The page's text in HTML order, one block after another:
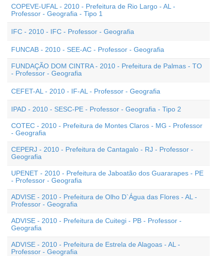
COPEVE-UFAL - 2010 - Prefeitura de Rio Largo - AL -
Professor - Geografia - Tipo 1
IFC - 2010 - IFC - Professor - Geografia
FUNCAB - 2010 - SEE-AC - Professor - Geografia
FUNDAÇÃO DOM CINTRA - 2010 - Prefeitura de Palmas - TO
- Professor - Geografia
CEFET-AL - 2010 - IF-AL - Professor - Geografia
IPAD - 2010 - SESC-PE - Professor - Geografia - Tipo 2
COTEC - 2010 - Prefeitura de Montes Claros - MG - Professor
- Geografia
CEPERJ - 2010 - Prefeitura de Cantagalo - RJ - Professor -
Geografia
UPENET - 2010 - Prefeitura de Jaboatão dos Guararapes - PE
- Professor - Geografia
ADVISE - 2010 - Prefeitura de Olho D`Água das Flores - AL -
Professor - Geografia
ADVISE - 2010 - Prefeitura de Cuitegi - PB - Professor -
Geografia
ADVISE - 2010 - Prefeitura de Estrela de Alagoas - AL -
Professor - Geografia